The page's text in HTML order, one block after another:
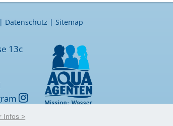
Infos >
| Datenschutz | Sitemap
13c
